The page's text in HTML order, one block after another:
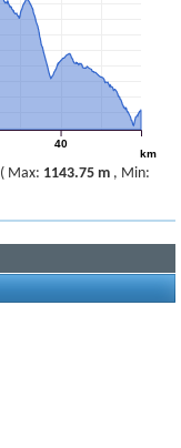
40
km
( Max: 1143.75 m , Min: